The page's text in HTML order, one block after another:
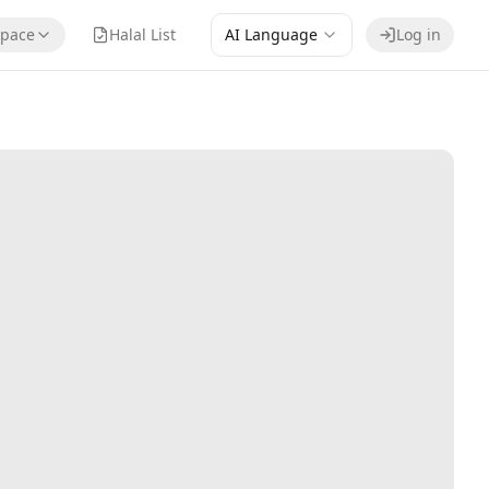
Halal List AI Language Log in